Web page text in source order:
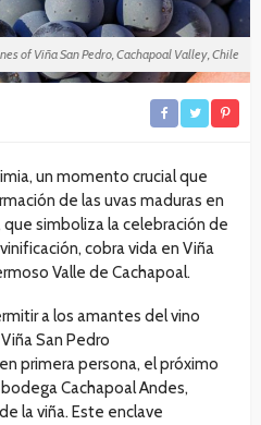
of Viña San Pedro, Cachapoal Valley, Chile
un momento crucial que
de las uvas maduras en
simboliza la celebración de
cobra vida en Viña
Valle de Cachapoal.
a los amantes del vino
San Pedro
primera persona, el próximo
Cachapoal Andes,
la viña. Este enclave